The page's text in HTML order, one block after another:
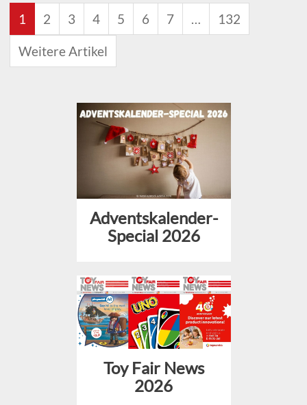
1 2 3 4 5 6 7 … 132
Weitere Artikel
Adventskalender-
Special 2026
Toy Fair News
2026